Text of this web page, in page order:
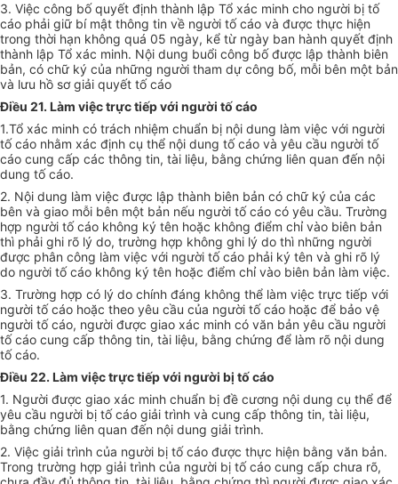
3. Việc công bố quyết định thành lập Tổ xác minh cho người bị tố
cáo phải giữ bí mật thông tin về người tố cáo và được thực hiện
trong thời hạn không quá 05 ngày, kể từ ngày ban hành quyết định
thành lập Tổ xác minh. Nội dung buổi công bố được lập thành biên
bản, có chữ ký của những người tham dự công bố, mỗi bên một bản
và lưu hồ sơ giải quyết tố cáo
Điều 21. Làm việc trực tiếp với người tố cáo
1.Tổ xác minh có trách nhiệm chuẩn bị nội dung làm việc với người
tố cáo nhằm xác định cụ thể nội dung tố cáo và yêu cầu người tố
cáo cung cấp các thông tin, tài liệu, bằng chứng liên quan đến nội
dung tố cáo.
2. Nội dung làm việc được lập thành biên bản có chữ ký của các
bên và giao mỗi bên một bản nếu người tố cáo có yêu cầu. Trường
hợp người tố cáo không ký tên hoặc không điểm chỉ vào biên bản
thì phải ghi rõ lý do, trường hợp không ghi lý do thì những người
được phân công làm việc với người tố cáo phải ký tên và ghi rõ lý
do người tố cáo không ký tên hoặc điểm chỉ vào biên bản làm việc.
3. Trường hợp có lý do chính đáng không thể làm việc trực tiếp với
người tố cáo hoặc theo yêu cầu của người tố cáo hoặc để bảo vệ
người tố cáo, người được giao xác minh có văn bản yêu cầu người
tố cáo cung cấp thông tin, tài liệu, bằng chứng để làm rõ nội dung
tố cáo.
Điều 22. Làm việc trực tiếp với người bị tố cáo
1. Người được giao xác minh chuẩn bị đề cương nội dung cụ thể để
yêu cầu người bị tố cáo giải trình và cung cấp thông tin, tài liệu,
bằng chứng liên quan đến nội dung giải trình.
2. Việc giải trình của người bị tố cáo được thực hiện bằng văn bản.
Trong trường hợp giải trình của người bị tố cáo cung cấp chưa rõ,